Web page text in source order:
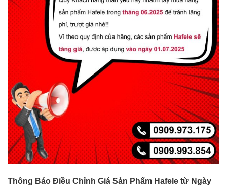
Thông Báo Điều Chỉnh Giá Sản Phẩm Hafele từ Ngày